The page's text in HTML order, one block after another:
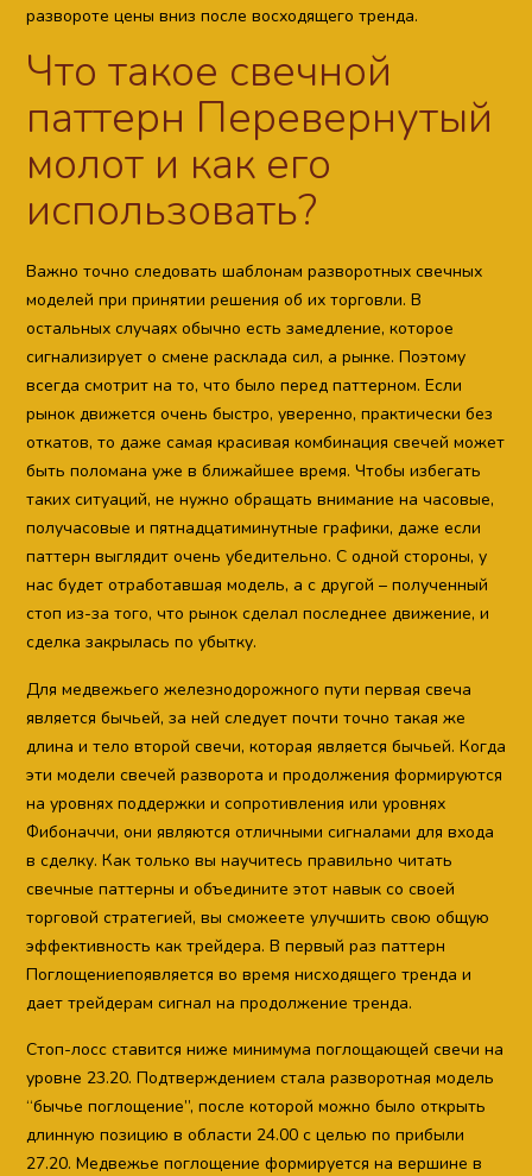
развороте цены вниз после восходящего тренда.
Что такое свечной
паттерн Перевернутый
молот и как его
использовать?
Важно точно следовать шаблонам разворотных свечных
моделей при принятии решения об их торговли. В
остальных случаях обычно есть замедление, которое
сигнализирует о смене расклада сил, а рынке. Поэтому
всегда смотрит на то, что было перед паттерном. Если
рынок движется очень быстро, уверенно, практически без
откатов, то даже самая красивая комбинация свечей может
быть поломана уже в ближайшее время. Чтобы избегать
таких ситуаций, не нужно обращать внимание на часовые,
получасовые и пятнадцатиминутные графики, даже если
паттерн выглядит очень убедительно. С одной стороны, у
нас будет отработавшая модель, а с другой – полученный
стоп из-за того, что рынок сделал последнее движение, и
сделка закрылась по убытку.
Для медвежьего железнодорожного пути первая свеча
является бычьей, за ней следует почти точно такая же
длина и тело второй свечи, которая является бычьей. Когда
эти модели свечей разворота и продолжения формируются
на уровнях поддержки и сопротивления или уровнях
Фибоначчи, они являются отличными сигналами для входа
в сделку. Как только вы научитесь правильно читать
свечные паттерны и объедините этот навык со своей
торговой стратегией, вы сможеете улучшить свою общую
эффективность как трейдера. В первый раз паттерн
Поглощениепоявляется во время нисходящего тренда и
дает трейдерам сигнал на продолжение тренда.
Стоп-лосс ставится ниже минимума поглощающей свечи на
уровне 23.20. Подтверждением стала разворотная модель
“бычье поглощение”, после которой можно было открыть
длинную позицию в области 24.00 с целью по прибыли
27.20. Медвежье поглощение формируется на вершине в